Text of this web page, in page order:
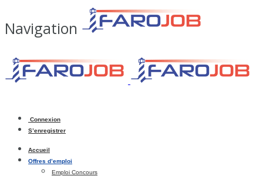
Navigation
Connexion
S’enregistrer
Accueil
Offres d’emploi
Emploi Concours